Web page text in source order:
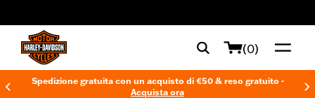
(0)
Spedizione gratuita con un acquisto di €50 & reso gratuito -
Acquista ora